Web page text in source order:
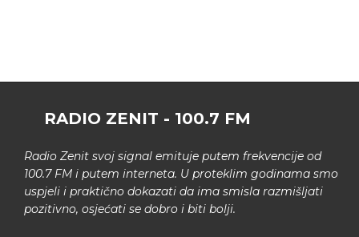
RADIO ZENIT - 100.7 FM
Radio Zenit svoj signal emituje putem frekvencije od
100.7 FM i putem interneta. U proteklim godinama smo
uspjeli i praktično dokazati da ima smisla razmišljati
pozitivno, osjećati se dobro i biti bolji.